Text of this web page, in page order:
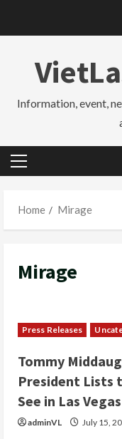
Information, event,
Primary
Home
Mirage
Mirage
Press Releases
Tommy
President Lists
See in Las
adminVL July 15,